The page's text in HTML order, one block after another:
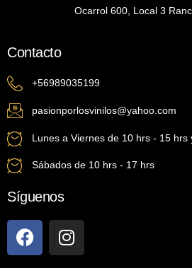
Ocarrol 600, Local 3
Contacto
+56989035199
pasionporlosvinilos@yahoo.com
Lunes a Viernes de 10 hrs - 15 hrs
Sábados de 10 hrs - 17 hrs
Síguenos